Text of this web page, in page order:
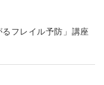
フレイル予防」講座